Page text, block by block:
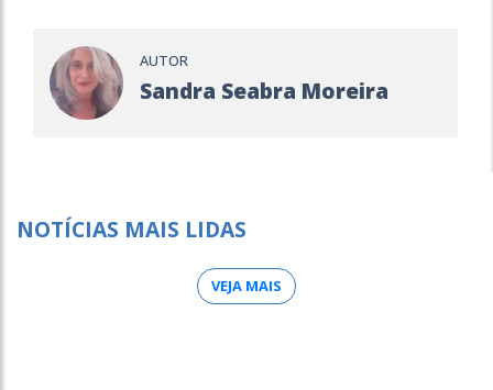
AUTOR
Sandra Seabra Moreira
NOTÍCIAS MAIS LIDAS
VEJA MAIS